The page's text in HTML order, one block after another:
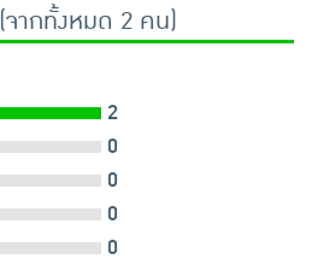
(จากทั้งหมด 2 คน)
2
0
0
0
0